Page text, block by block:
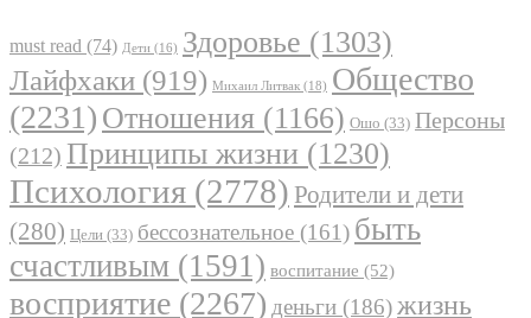
must read (74) Дети (16) Здоровье (1303)
Лайфхаки (919) Михаил Литвак (18) Общество
(2231) Отношения (1166) Ошо (33) Персоны
(212) Принципы жизни (1230)
Психология (2778) Родители и дети
(280) Цели (33) бессознательное (161) быть
счастливым (1591) воспитание (52)
восприятие (2267) деньги (186)жизнь